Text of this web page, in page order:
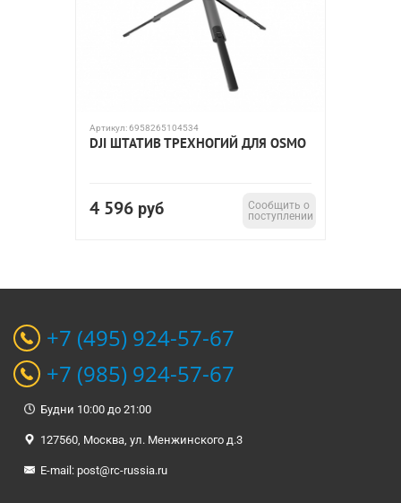
Артикул:6958265104534
DJI ШТАТИВ ТРЕХНОГИЙ ДЛЯ OSMO
4 596 руб
Сообщить о
поступлении
+7 (495) 924-57-67
+7 (985) 924-57-67
Будни 10:00 до 21:00
127560, Москва, ул. Менжинского д.3
E-mail: post@rc-russia.ru